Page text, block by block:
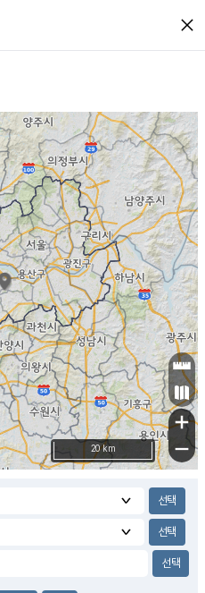
close
+
−
20 km